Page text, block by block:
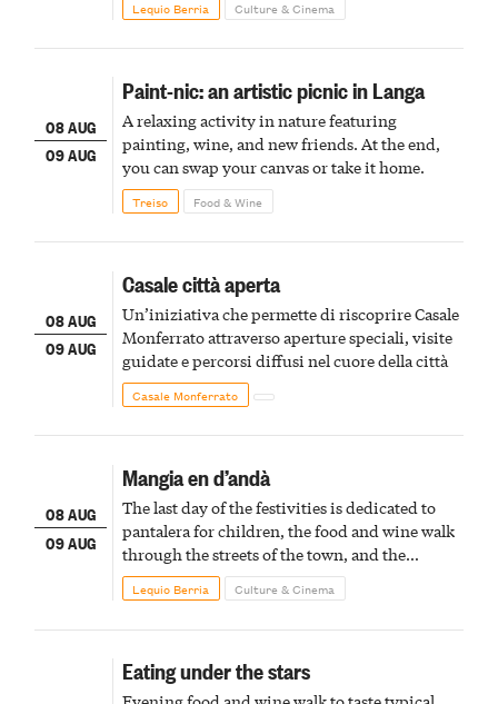
Lequio Berria Culture & Cinema
08 AUG
09 AUG
Paint-nic: an artistic picnic in Langa
A relaxing activity in nature featuring
painting, wine, and new friends. At the end,
you can swap your canvas or take it home.
Treiso Food & Wine
08 AUG
09 AUG
Casale città aperta
Un’iniziativa che permette di riscoprire Casale
Monferrato attraverso aperture speciali, visite
guidate e percorsi diffusi nel cuore della città
Casale Monferrato
08 AUG
09 AUG
Mangia en d’andà
The last day of the festivities is dedicated to
pantalera for children, the food and wine walk
through the streets of the town, and the
fireworks finale
Lequio Berria Culture & Cinema
Eating under the stars